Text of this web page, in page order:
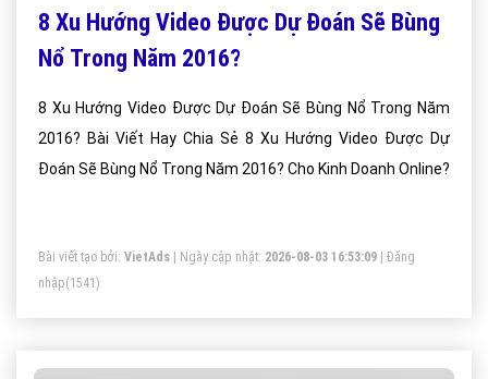
8 Xu Hướng Video Được Dự Đoán Sẽ Bùng
Nổ Trong Năm 2016?
8 Xu Hướng Video Được Dự Đoán Sẽ Bùng Nổ Trong Năm
2016? Bài Viết Hay Chia Sẻ 8 Xu Hướng Video Được Dự
Đoán Sẽ Bùng Nổ Trong Năm 2016? Cho Kinh Doanh Online?
Bài viết tạo bởi: VietAds | Ngày cập nhật: 2026-08-03 16:53:09
Đăng
nhập(1541)